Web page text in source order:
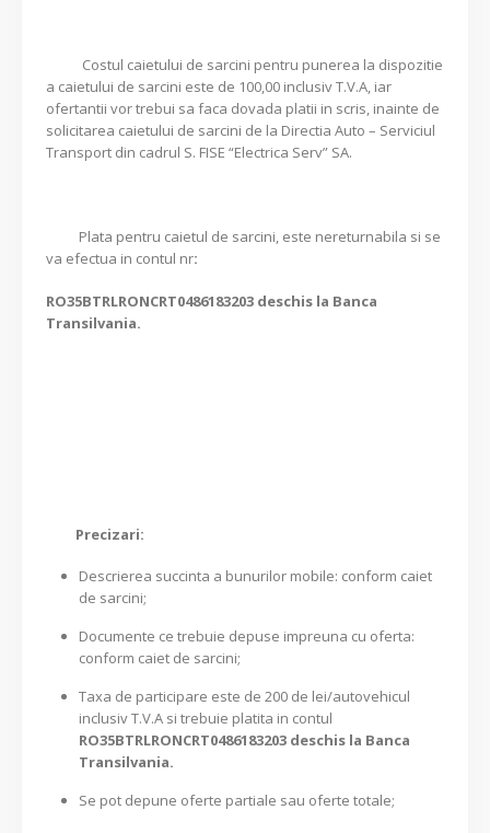
Costul caietului de sarcini pentru punerea la dispozitie
a caietului de sarcini este de 100,00 inclusiv T.V.A, iar
ofertantii vor trebui sa faca dovada platii in scris, inainte de
solicitarea caietului de sarcini de la Directia Auto – Serviciul
Transport din cadrul S. FISE “Electrica Serv” SA.
Plata pentru caietul de sarcini, este nereturnabila si se
va efectua in contul nr:
RO35BTRLRONCRT0486183203 deschis la Banca
Transilvania.
Precizari:
Descrierea succinta a bunurilor mobile: conform caiet
de sarcini;
Documente ce trebuie depuse impreuna cu oferta:
conform caiet de sarcini;
Taxa de participare este de 200 de lei/autovehicul
inclusiv T.V.A si trebuie platita in contul
RO35BTRLRONCRT0486183203 deschis la Banca
Transilvania.
Se pot depune oferte partiale sau oferte totale;